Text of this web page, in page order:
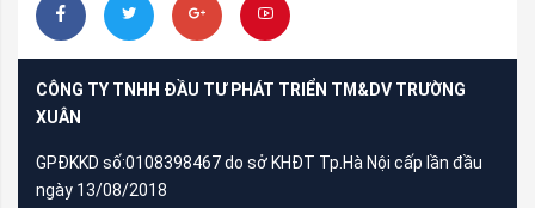
CÔNG TY TNHH ĐẦU TƯ PHÁT TRIỂN TM&DV TRƯỜNG
XUÂN
GPĐKKD số:0108398467 do sở KHĐT Tp.Hà Nội cấp lần đầu
ngày 13/08/2018